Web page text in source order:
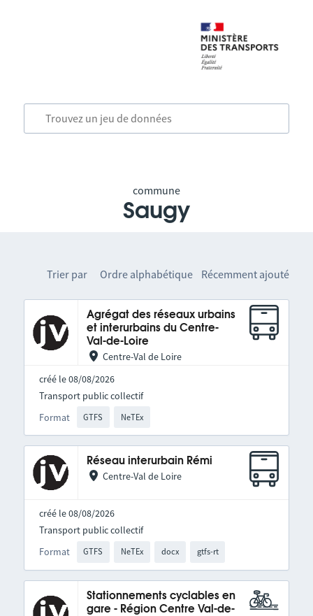
commune
Saugy
Trier par Ordre alphabétique Récemment ajouté
Agrégat des réseaux urbains
et interurbains du Centre-
Val-de-Loire
Centre-Val de Loire
créé le 08/08/2026
Format GTFS NeTEx
Transport public collectif
Réseau interurbain Rémi
Centre-Val de Loire
créé le 08/08/2026
Format GTFS NeTEx docx gtfs-rt
Transport public collectif
Stationnements cyclables en
gare - Région Centre Val-de-